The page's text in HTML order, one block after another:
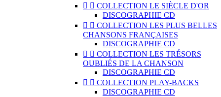
  COLLECTION LE SIÈCLE D'OR
DISCOGRAPHIE CD
  COLLECTION LES PLUS BELLES
CHANSONS FRANÇAISES
DISCOGRAPHIE CD
  COLLECTION LES TRÉSORS
OUBLIÉS DE LA CHANSON
DISCOGRAPHIE CD
  COLLECTION PLAY-BACKS
DISCOGRAPHIE CD